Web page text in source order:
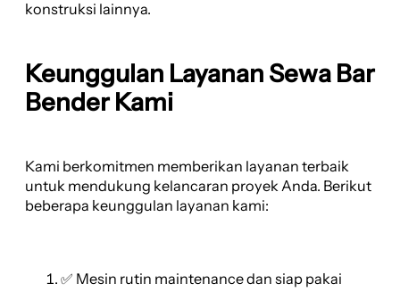
konstruksi lainnya.
Keunggulan Layanan Sewa Bar
Bender Kami
Kami berkomitmen memberikan layanan terbaik
untuk mendukung kelancaran proyek Anda. Berikut
beberapa keunggulan layanan kami:
✅ Mesin rutin maintenance dan siap pakai